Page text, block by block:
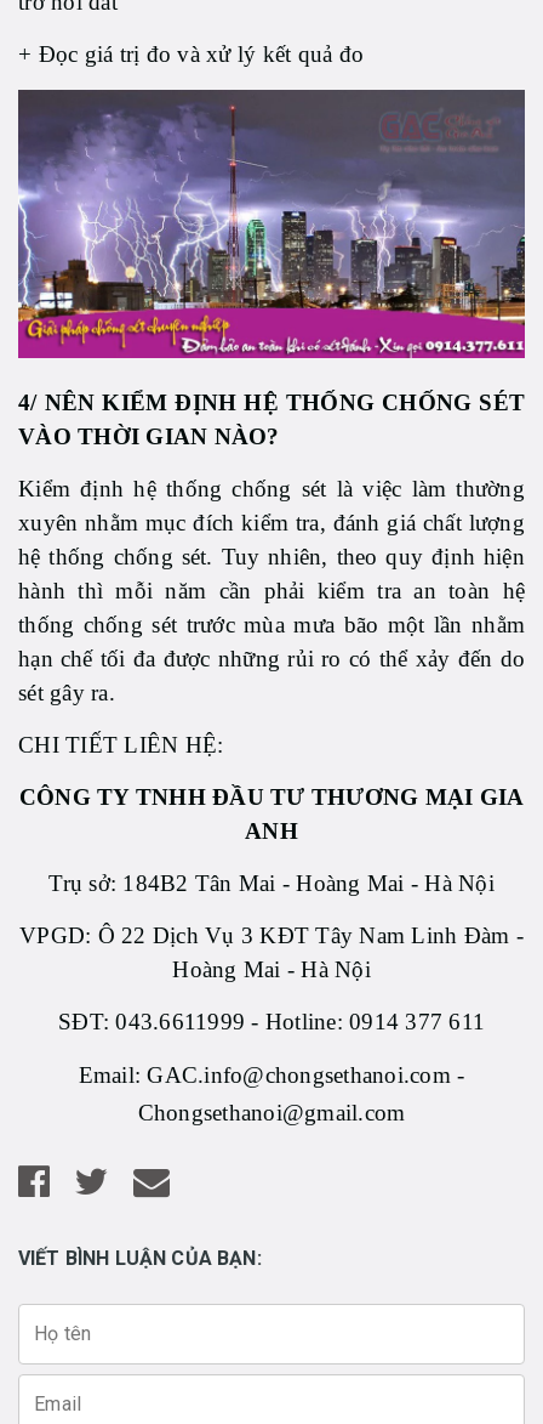
+ Đọc giá trị đo và xử lý kết quả đo
4/ NÊN KIỂM ĐỊNH HỆ THỐNG CHỐNG SÉT
VÀO THỜI GIAN NÀO?
Kiểm định hệ thống chống sét là việc làm thường
xuyên nhằm mục đích kiểm tra, đánh giá chất lượng
hệ thống chống sét. Tuy nhiên, theo quy định hiện
hành thì mỗi năm cần phải kiểm tra an toàn hệ
thống chống sét trước mùa mưa bão một lần nhằm
hạn chế tối đa được những rủi ro có thể xảy đến do
sét gây ra.
CHI TIẾT LIÊN HỆ:
CÔNG TY TNHH ĐẦU TƯ THƯƠNG MẠI GIA
ANH
Trụ sở: 184B2 Tân Mai - Hoàng Mai - Hà Nội
VPGD: Ô 22 Dịch Vụ 3 KĐT Tây Nam Linh Đàm -
Hoàng Mai - Hà Nội
SĐT: 043.6611999 - Hotline: 0914 377 611
Email: GAC.info@chongsethanoi.com -
Chongsethanoi@gmail.com
VIẾT BÌNH LUẬN CỦA BẠN: